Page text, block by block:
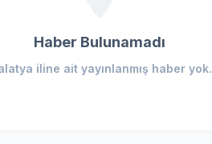
Haber Bulunamadı
iline ait yayınlanmış haber yok.